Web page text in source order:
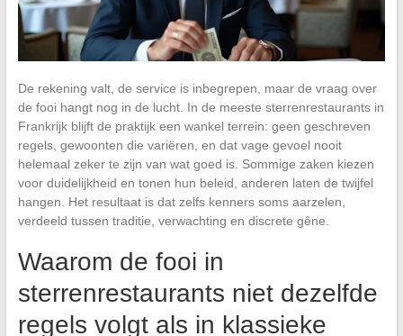
De rekening valt, de service is inbegrepen, maar de vraag over
de fooi hangt nog in de lucht. In de meeste sterrenrestaurants in
Frankrijk blijft de praktijk een wankel terrein: geen geschreven
regels, gewoonten die variëren, en dat vage gevoel nooit
helemaal zeker te zijn van wat goed is. Sommige zaken kiezen
voor duidelijkheid en tonen hun beleid, anderen laten de twijfel
hangen. Het resultaat is dat zelfs kenners soms aarzelen,
verdeeld tussen traditie, verwachting en discrete gêne.
Waarom de fooi in
sterrenrestaurants niet dezelfde
regels volgt als in klassieke